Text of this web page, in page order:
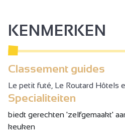
KENMERKEN
Classement guides
Le petit futé, Le Routard Hôtels
Specialiteiten
biedt gerechten 'zelfgemaakt'
keuken